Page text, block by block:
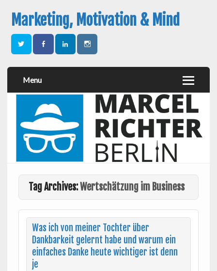
Marketing, Motivation & Mind
Menu
Tag Archives:Wertschätzung im Business
Was ich von meiner Tochter über
Dankbarkeit gelernt habe und warum ein
einfaches Danke heute wichtiger ist denn
je